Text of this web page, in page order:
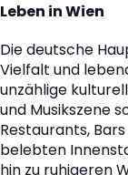
Leben in Wien
Die deutsche
Vielfalt und
unzählige
und Musikszene
Restaurants,
belebten
hin zu ruhigeren